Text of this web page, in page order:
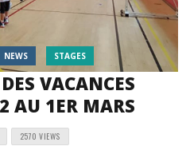
NEWS STAGES
VACANCES
AU 1ER MARS
2570 VIEWS